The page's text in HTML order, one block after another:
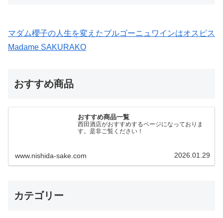
マダム櫻子の人生を変えたブルゴーニュワインはオスピス
Madame SAKURAKO
おすすめ商品
おすすめ商品一覧
西田酒店がおすすめするページになっておりま
す。是非ご覧ください！
www.nishida-sake.com 2026.01.29
カテゴリー